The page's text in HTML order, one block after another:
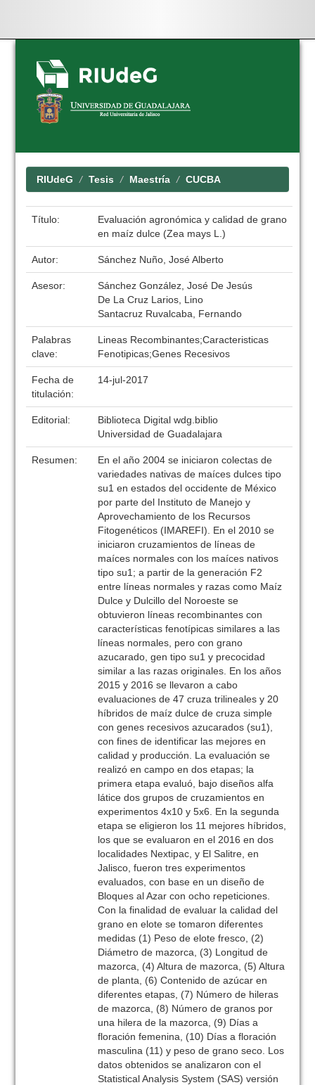
Skip
navigation
RIUdeG Tesis Maestría CUCBA
Título:
Evaluación agronómica y calidad de grano
en maíz dulce (Zea mays L.)
Autor: Sánchez Nuño, José Alberto
Asesor:
Sánchez González, José De Jesús
De La Cruz Larios, Lino
Santacruz Ruvalcaba, Fernando
Palabras
clave:
Lineas Recombinantes;Caracteristicas
Fenotipicas;Genes Recesivos
Fecha de
titulación:
14-jul-2017
Editorial:
Biblioteca Digital wdg.biblio
Universidad de Guadalajara
Resumen:
En el año 2004 se iniciaron colectas de
variedades nativas de maíces dulces tipo
su1 en estados del occidente de México
por parte del Instituto de Manejo y
Aprovechamiento de los Recursos
Fitogenéticos (IMAREFI). En el 2010 se
iniciaron cruzamientos de líneas de
maíces normales con los maíces nativos
tipo su1; a partir de la generación F2
entre líneas normales y razas como Maíz
Dulce y Dulcillo del Noroeste se
obtuvieron líneas recombinantes con
características fenotípicas similares a las
líneas normales, pero con grano
azucarado, gen tipo su1 y precocidad
similar a las razas originales. En los años
2015 y 2016 se llevaron a cabo
evaluaciones de 47 cruza trilineales y 20
híbridos de maíz dulce de cruza simple
con genes recesivos azucarados (su1),
con fines de identificar las mejores en
calidad y producción. La evaluación se
realizó en campo en dos etapas; la
primera etapa evaluó, bajo diseños alfa
látice dos grupos de cruzamientos en
experimentos 4x10 y 5x6. En la segunda
etapa se eligieron los 11 mejores híbridos,
los que se evaluaron en el 2016 en dos
localidades Nextipac, y El Salitre, en
Jalisco, fueron tres experimentos
evaluados, con base en un diseño de
Bloques al Azar con ocho repeticiones.
Con la finalidad de evaluar la calidad del
grano en elote se tomaron diferentes
medidas (1) Peso de elote fresco, (2)
Diámetro de mazorca, (3) Longitud de
mazorca, (4) Altura de mazorca, (5) Altura
de planta, (6) Contenido de azúcar en
diferentes etapas, (7) Número de hileras
de mazorca, (8) Número de granos por
una hilera de la mazorca, (9) Días a
floración femenina, (10) Días a floración
masculina (11) y peso de grano seco. Los
datos obtenidos se analizaron con el
Statistical Analysis System (SAS) versión